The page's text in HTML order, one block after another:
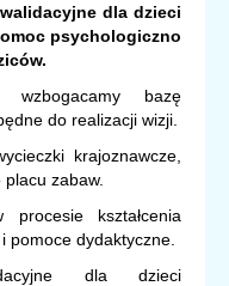
dla dzieci
psychologiczno
wzbogacamy bazę
do realizacji wizji.
krajoznawcze,
zabaw.
kształcenia
pomoce dydaktyczne.
dla dzieci